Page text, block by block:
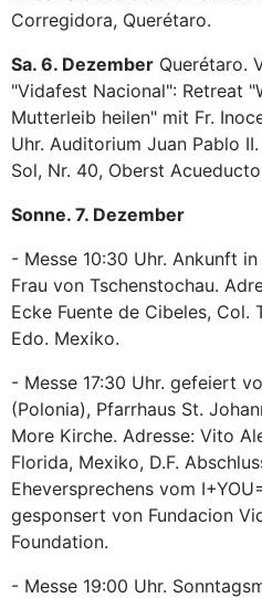
Corregidora, Querétaro.
Sa. 6. Dezember Querétaro.
"Vidafest Nacional": Retreat
Mutterleib heilen" mit Fr.
Uhr. Auditorium Juan Pablo
Sol, Nr. 40, Oberst
Sonne. 7. Dezember
- Messe 10:30 Uhr. Ankunft
Frau von Tschenstochau.
Ecke Fuente de Cibeles, Col.
Edo. Mexiko.
- Messe 17:30 Uhr. gefeiert
(Polonia), Pfarrhaus St.
More Kirche. Adresse: Vito
Florida, Mexiko, D.F.
Eheversprechens vom
gesponsert von Fundacion
Foundation.
- Messe 19:00 Uhr.